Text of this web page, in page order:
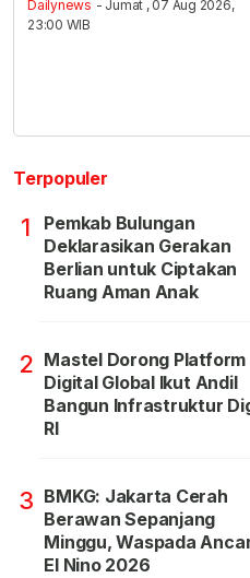
Dailynews - Jumat , 07 Aug 2026,
23:00 WIB
Terpopuler
1
Pemkab Bulungan
Deklarasikan Gerakan
Berlian untuk Ciptakan
Ruang Aman Anak
2 Mastel Dorong Platform
Digital Global Ikut Andil
Bangun Infrastruktur
RI
3 BMKG: Jakarta Cerah
Berawan Sepanjang
Minggu, Waspada
El Nino 2026